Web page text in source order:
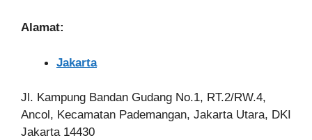
Alamat:
Jakarta
Jl. Kampung Bandan Gudang No.1, RT.2/RW.4,
Ancol, Kecamatan Pademangan, Jakarta Utara, DKI
Jakarta 14430